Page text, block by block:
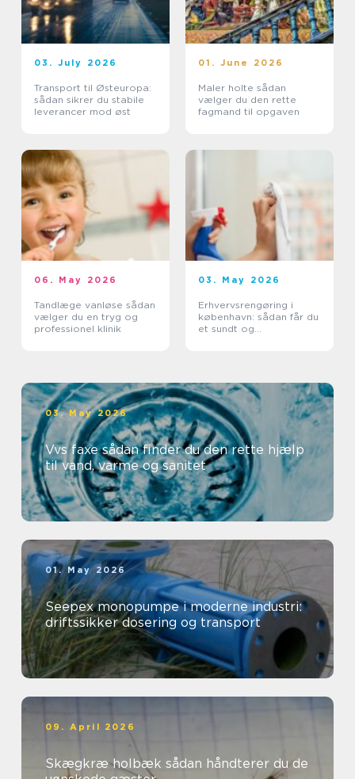
03. July 2026
Transport til Østeuropa:
sådan sikrer du stabile
leverancer mod øst
01. June 2026
Maler holte sådan
vælger du den rette
fagmand til opgaven
06. May 2026
Tandlæge vanløse sådan
vælger du en tryg og
professionel klinik
03. May 2026
Erhvervsrengøring i
københavn: sådan får du
et sundt og
03. May 2026
Vvs faxe sådan finder du den rette hjælp
til vand, varme og sanitet
01. May 2026
Seepex monopumpe i moderne industri:
driftssikker dosering og transport
09. April 2026
Skægkræ holbæk sådan håndterer du de